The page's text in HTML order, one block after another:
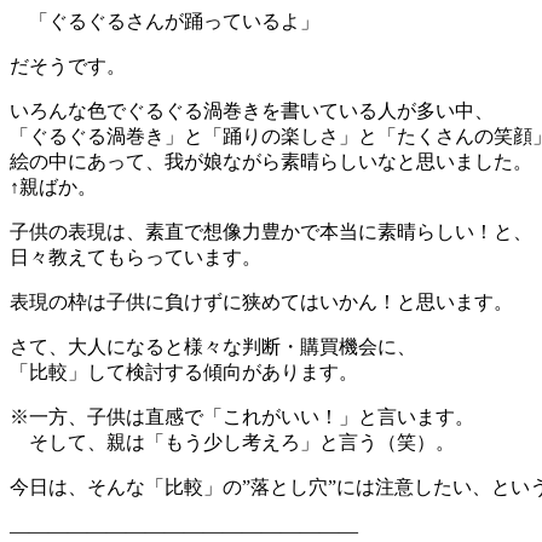
「ぐるぐるさんが踊っているよ」
だそうです。
いろんな色でぐるぐる渦巻きを書いている人が多い中、
「ぐるぐる渦巻き」と「踊りの楽しさ」と「たくさんの笑顔
絵の中にあって、我が娘ながら素晴らしいなと思いました。
↑親ばか。
子供の表現は、素直で想像力豊かで本当に素晴らしい！と、
日々教えてもらっています。
表現の枠は子供に負けずに狭めてはいかん！と思います。
さて、大人になると様々な判断・購買機会に、
「比較」して検討する傾向があります。
※一方、子供は直感で「これがいい！」と言います。
そして、親は「もう少し考えろ」と言う（笑）。
今日は、そんな「比較」の”落とし穴”には注意したい、とい
——————————————————